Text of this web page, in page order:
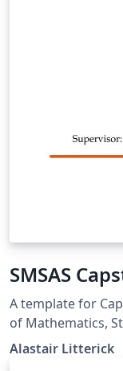
SMSAS
A template for
of Mathematics,
Alastair Litterick